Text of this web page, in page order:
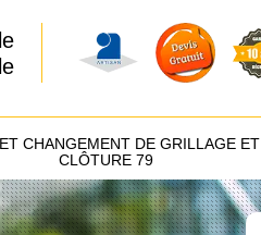
CHANGEMENT DE GRILLAGE ET
CLÔTURE 79